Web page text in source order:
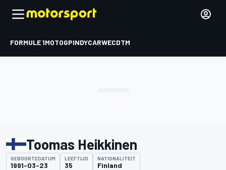
FORMULE 1MOTOGPINDYCARWECDTM
Toomas Heikkinen
GEBOORTEDATUM
1991-03-23
LEEFTIJD
35
NATIONALITEIT
Finland